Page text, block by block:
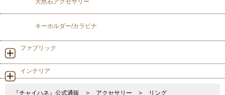
天然石アクセサリー
キーホルダー/カラビナ
ファブリック
インテリア
『チャイハネ』公式通販 > アクセサリー > リング